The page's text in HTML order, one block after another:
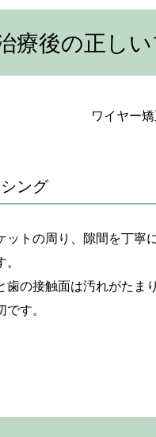
療後の正し
ワイヤー
ング
ットの周り、隙間を丁寧
歯の接触面は汚れがたま
す。